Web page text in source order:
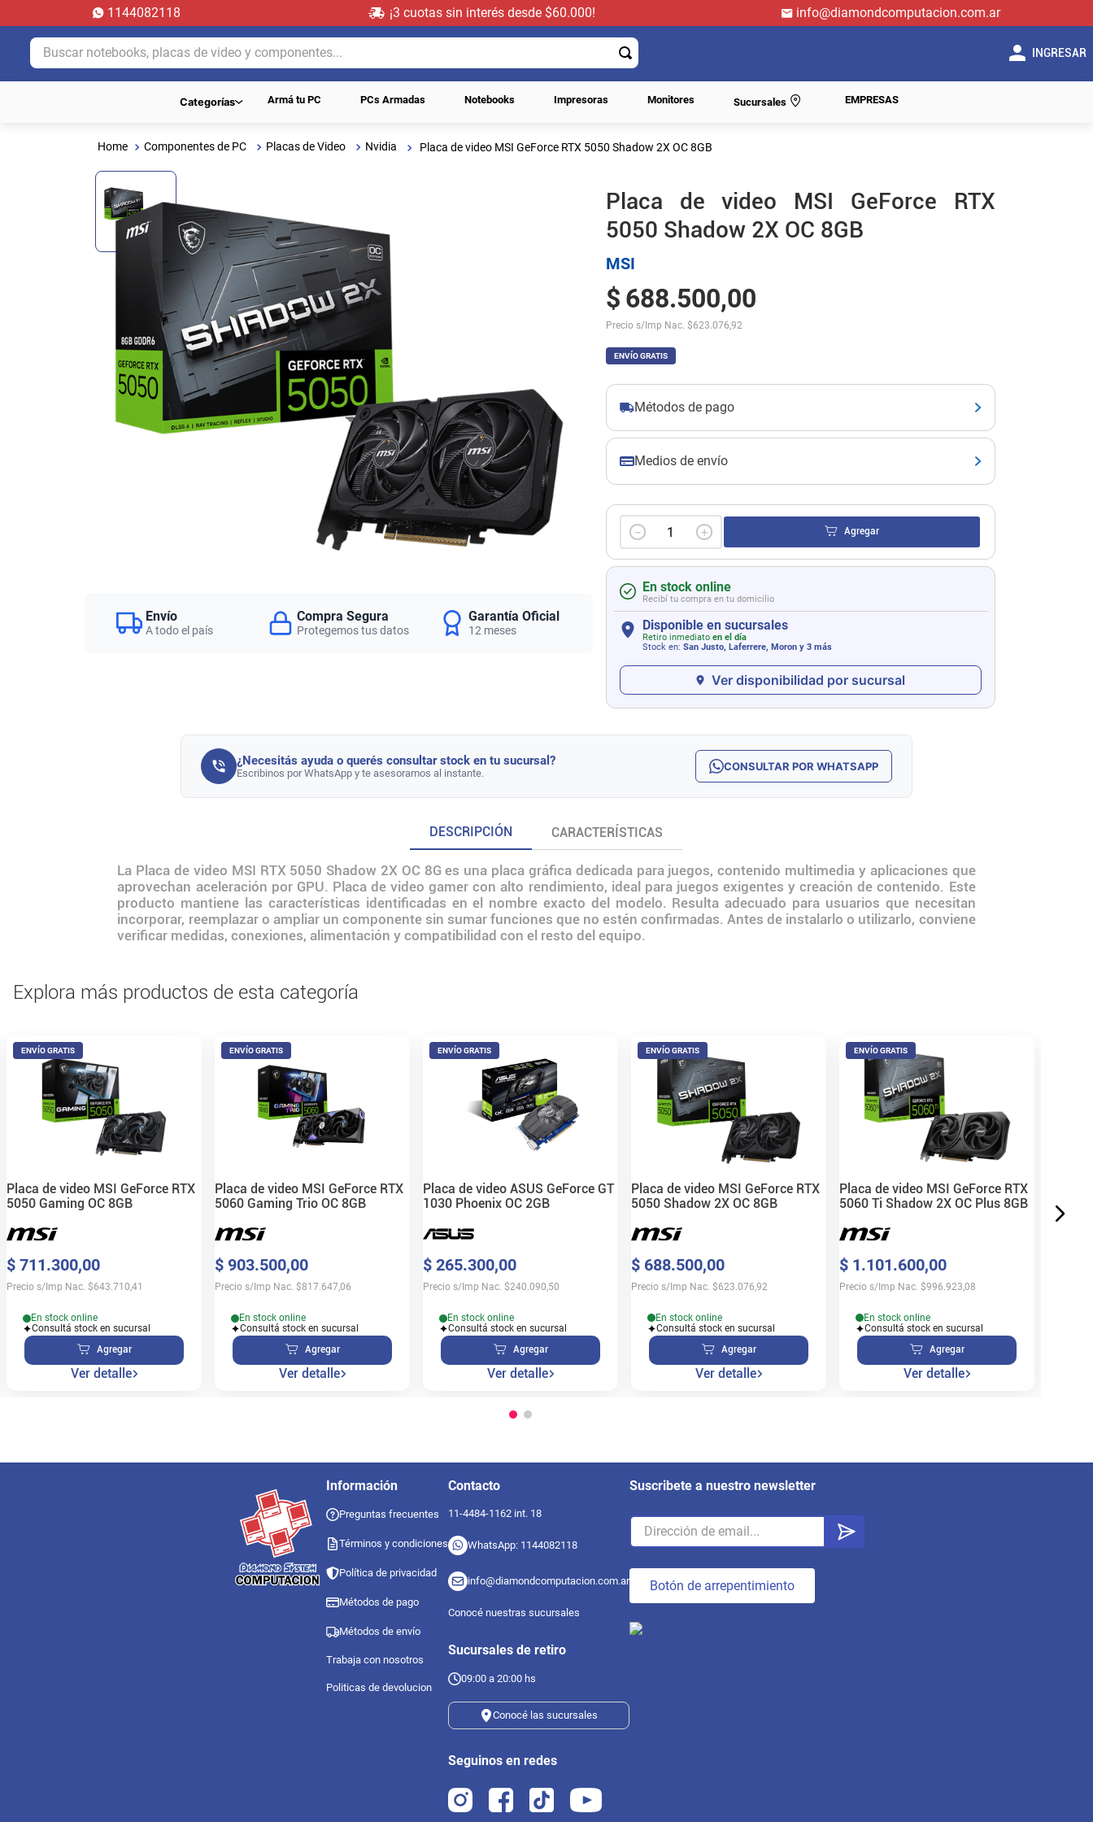
1144082118 ¡3 cuotas sin interés desde $60.000!
info@diamondcomputacion.com.ar
Buscar notebooks, placas de video y componentes...
INGRESAR
Categorías Armá tu PC PCs Armadas Notebooks Impresoras Monitores Sucursales EMPRESAS
Componentes de PC Placas de Video Nvidia Placa de video MSI GeForce RTX 5050 Shadow 2X OC 8GB
Envío
A todo el país
Compra Segura
Protegemos tus datos
Garantía Oficial
12 meses
Placa de video MSI GeForce RTX
5050 Shadow 2X OC 8GB
MSI
$ 688.500,00
Precio s/Imp Nac. $623.076,92
ENVÍO GRATIS
Métodos de pago
Medios de envío
＋
－ Agregar
En stock online
Recibí tu compra en tu domicilio
Disponible en sucursales
Retiro inmediato en el día
Stock en: San Justo, Laferrere, Morony 3 más
Ver disponibilidad por sucursal
¿Necesitás ayuda o querés consultar stock en tu sucursal?
Escribinos por WhatsApp y te asesoramos al instante. CONSULTAR POR WHATSAPP
DESCRIPCIÓN CARACTERÍSTICAS
La Placa de video MSI RTX 5050 Shadow 2X OC 8G es una placa gráfica dedicada para juegos, contenido multimedia y aplicaciones que
aprovechan aceleración por GPU. Placa de video gamer con alto rendimiento, ideal para juegos exigentes y creación de contenido. Este
producto mantiene las características identificadas en el nombre exacto del modelo. Resulta adecuado para usuarios que necesitan
incorporar, reemplazar o ampliar un componente sin sumar funciones que no estén confirmadas. Antes de instalarlo o utilizarlo, conviene
verificar medidas, conexiones, alimentación y compatibilidad con el resto del equipo.
Explora más productos de esta categoría
ENVÍO GRATIS
Placa de video MSI GeForce RTX
5050 Gaming OC 8GB
$ 711.300,00
Precio s/Imp Nac. $643.710,41
En stock online
Consultá stock en sucursal
Agregar
Ver detalle
ENVÍO GRATIS
Placa de video MSI GeForce RTX
5060 Gaming Trio OC 8GB
$ 903.500,00
Precio s/Imp Nac. $817.647,06
En stock online
Consultá stock en sucursal
Agregar
Ver detalle
ENVÍO GRATIS
Placa de video ASUS GeForce GT
1030 Phoenix OC 2GB
$ 265.300,00
Precio s/Imp Nac. $240.090,50
En stock online
Consultá stock en sucursal
Agregar
Ver detalle
ENVÍO GRATIS
Placa de video MSI GeForce RTX
5050 Shadow 2X OC 8GB
$ 688.500,00
Precio s/Imp Nac. $623.076,92
En stock online
Consultá stock en sucursal
Agregar
Ver detalle
ENVÍO GRATIS
Placa de video MSI GeForce RTX
5060 Ti Shadow 2X OC Plus 8GB
$ 1.101.600,00
Precio s/Imp Nac. $996.923,08
En stock online
Consultá stock en sucursal
Agregar
Ver detalle
Información
Preguntas frecuentes
Términos y condiciones
Política de privacidad
Métodos de pago
Métodos de envío
Trabaja con nosotros
Politicas de devolucion
Contacto
11-4484-1162 int. 18
WhatsApp: 1144082118
info@diamondcomputacion.com.ar
Conocé nuestras sucursales
Sucursales de retiro
09:00 a 20:00 hs
Conocé las sucursales
Seguinos en redes
Suscribete a nuestro newsletter
Botón de arrepentimiento